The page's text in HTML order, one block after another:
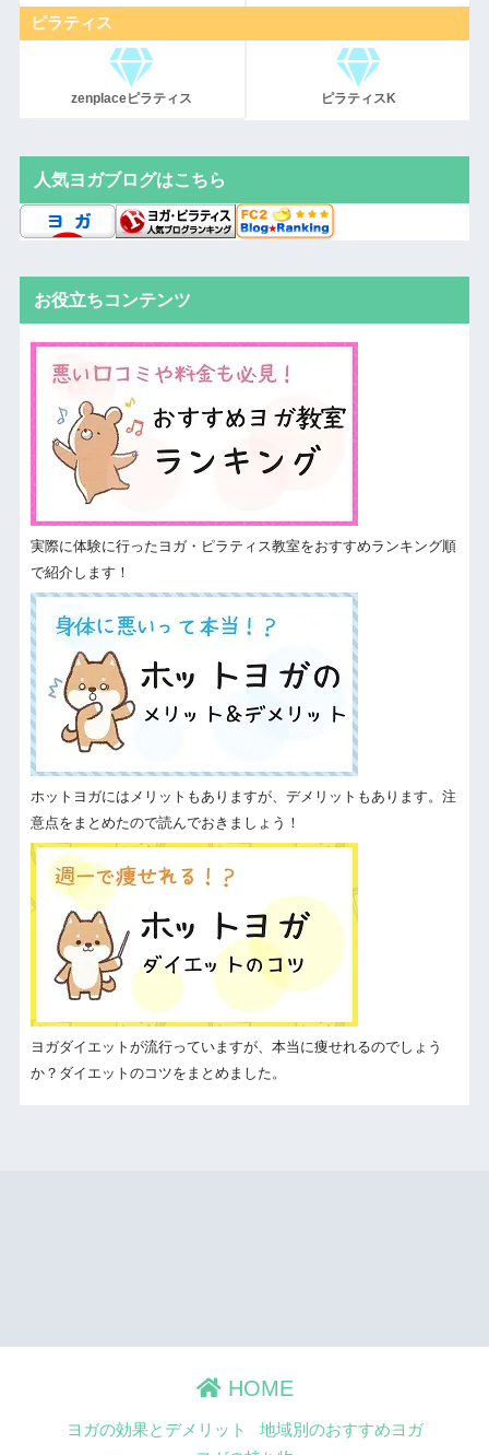
ピラティス
zenplaceピラティス ピラティスK
人気ヨガブログはこちら
お役立ちコンテンツ
実際に体験に行ったヨガ・ピラティス教室をおすすめランキング順
で紹介します！
ホットヨガにはメリットもありますが、デメリットもあります。注
意点をまとめたので読んでおきましょう！
ヨガダイエットが流行っていますが、本当に痩せれるのでしょう
か？ダイエットのコツをまとめました。
HOME
ヨガの効果とデメリット
地域別のおすすめヨガ